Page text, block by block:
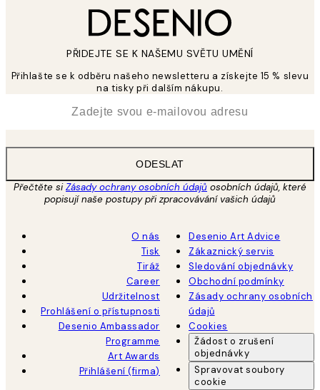
PŘIDEJTE SE K NAŠEMU SVĚTU UMĚNÍ
Přihlašte se k odběru našeho newsletteru a získejte 15 % slevu
na tisky při dalším nákupu.
ODESLAT
Přečtěte siZásady ochrany osobních údajů osobních údajů, které
popisují naše postupy při zpracovávání vašich údajů
O nás
Tisk
Tiráž
Career
Udržitelnost
Prohlášení o přístupnosti
Desenio Ambassador
Programme
Art Awards
Přihlášení (firma)
Desenio Art Advice
Zákaznický servis
Sledování objednávky
Obchodní podmínky
Zásady ochrany osobních
údajů
Cookies
Žádost o zrušení
objednávky
Spravovat soubory
cookie